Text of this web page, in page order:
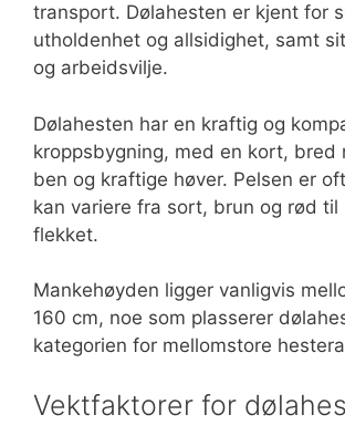
transport. Dølahesten er kjent for
utholdenhet og allsidighet, samt
og arbeidsvilje.
Dølahesten har en kraftig og
kroppsbygning, med en kort, bred
ben og kraftige høver. Pelsen er
kan variere fra sort, brun og rød til
flekket.
Mankehøyden ligger vanligvis
160 cm, noe som plasserer
kategorien for mellomstore
Vektfaktorer for